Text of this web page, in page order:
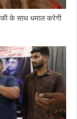
के साथ धमाल करेगी